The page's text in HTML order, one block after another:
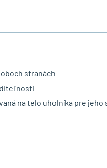
stranách
na telo uholníka pre jeho